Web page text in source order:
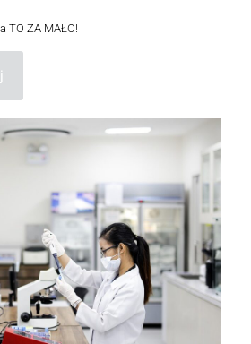
TO ZA MAŁO!